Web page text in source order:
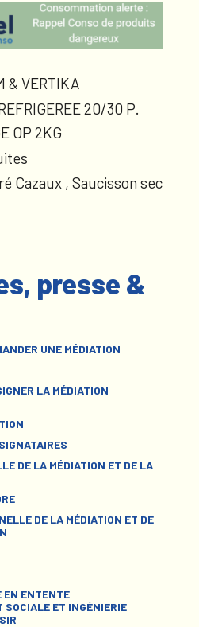
& VERTIKA
20/30 P.
OP 2KG
Cazaux , Saucisson sec
presse &
UNE MÉDIATION
LA MÉDIATION
DE LA MÉDIATION ET DE LA
DE LA MÉDIATION ET DE
EN ENTENTE
SOCIALE ET INGÉNIERIE